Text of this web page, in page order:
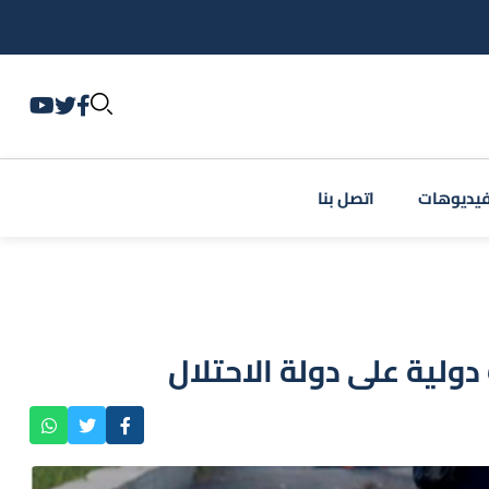
اتصل بنا
على دولة الاحتلال